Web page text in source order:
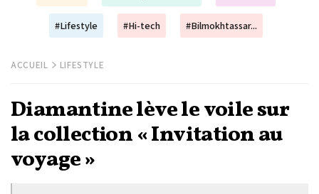
#Lifestyle #Hi-tech #Bilmokhtassar...
ACCUEIL LIFESTYLE
Diamantine lève le voile sur
la collection « Invitation au
voyage »